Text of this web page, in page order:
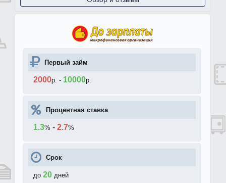
Первый займ
2000р. - 10000р.
Процентная ставка
1.3% - 2.7%
Срок
до 20 дней